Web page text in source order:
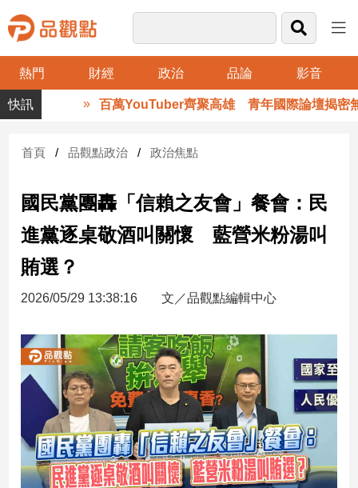
熱門 財經 政治 品論 影音
品
觀
財
台
財
經
新
股
市
品
百萬YouTuber齊聚高雄 青年國際論壇揭密無
首頁 品觀點政治 政治焦點
國民黨團轟「信賴之友會」餐會：民
進黨逐桌敬酒叫關懷 藍營米粉湯叫
賄選？
2026/05/29 13:38:16 文／品觀點編輯中心